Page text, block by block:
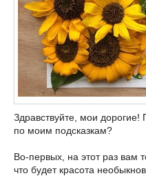
Здравствуйте, мои дорогие!
по моим подсказкам?
Во-первых, на этот раз вам
что будет красота